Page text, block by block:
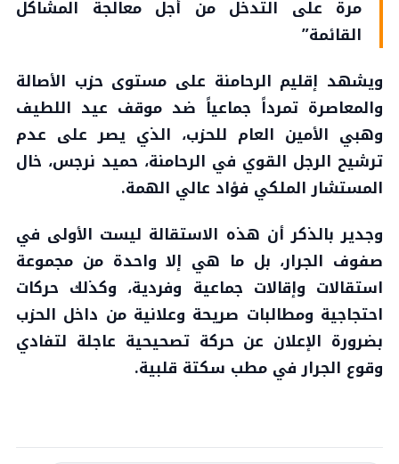
مرة على التدخل من أجل معالجة المشاكل
القائمة”
ويشهد إقليم الرحامنة على مستوى حزب الأصالة
والمعاصرة تمرداً جماعياً ضد موقف عيد اللطيف
وهبي الأمين العام للحزب، الذي يصر على عدم
ترشيح الرجل القوي في الرحامنة، حميد نرجس، خال
المستشار الملكي فؤاد عالي الهمة.
وجدير بالذكر أن هذه الاستقالة ليست الأولى في
صفوف الجرار، بل ما هي إلا واحدة من مجموعة
استقالات وإقالات جماعية وفردية، وكذلك حركات
احتجاجية ومطالبات صريحة وعلانية من داخل الحزب
بضرورة الإعلان عن حركة تصحيحية عاجلة لتفادي
وقوع الجرار في مطب سكتة قلبية.